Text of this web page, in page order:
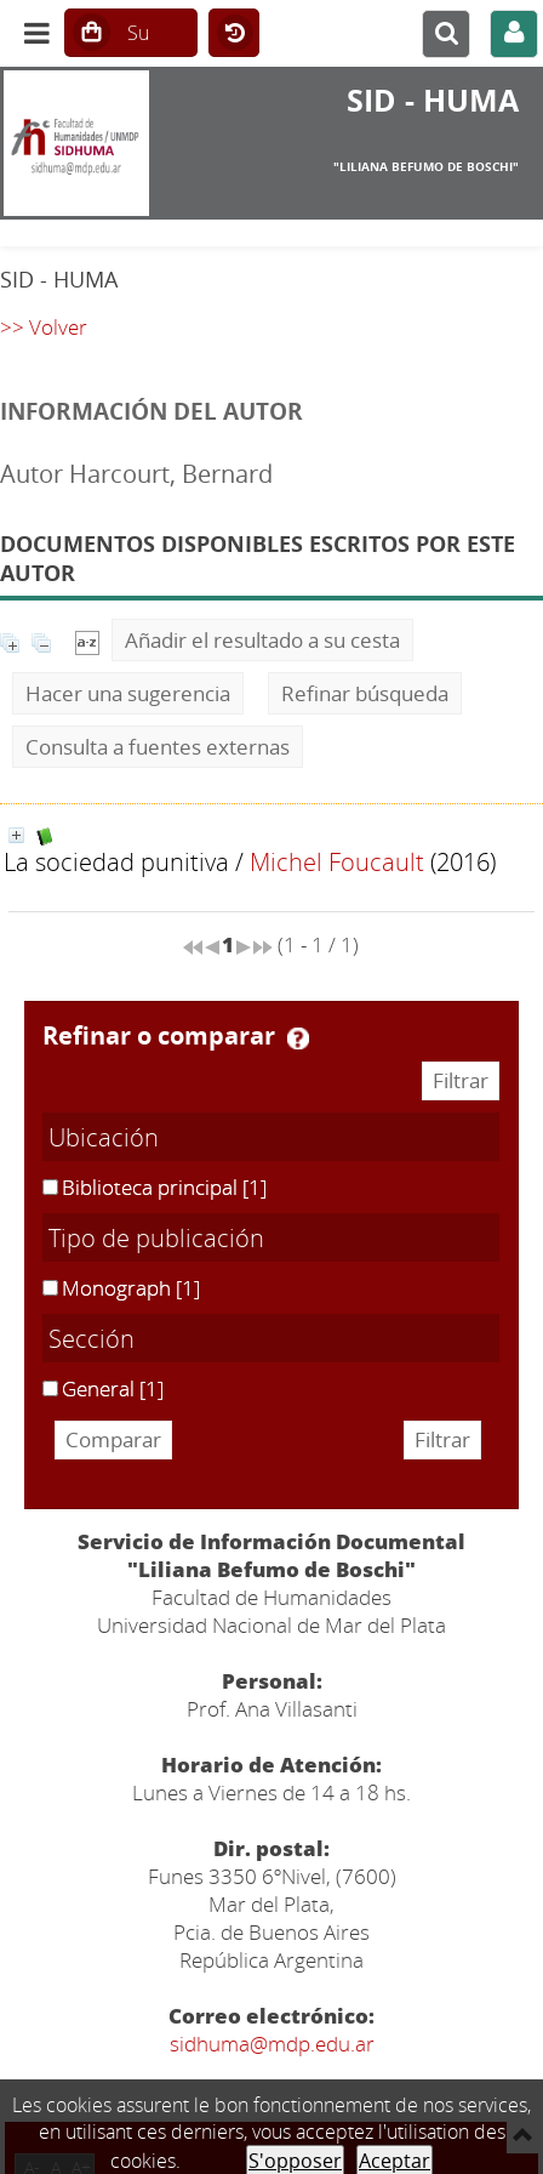
SID - HUMA
"LILIANA BEFUMO DE BOSCHI"
SID - HUMA
>> Volver
INFORMACIÓN DEL AUTOR
Autor Harcourt, Bernard
DOCUMENTOS DISPONIBLES ESCRITOS POR ESTE
AUTOR
Añadir el resultado a su cesta
Hacer una sugerencia
Refinar búsqueda
Consulta a fuentes externas
La sociedad punitiva / Michel Foucault(2016)
1 (1 - 1 / 1)
refinar o comparar
Ubicación
Biblioteca principal [1]
Tipo de publicación
Monograph [1]
Sección
General [1]
Servicio de Información Documental
"Liliana Befumo de Boschi"
Facultad de Humanidades
Universidad Nacional de Mar del Plata
Personal:
Prof. Ana Villasanti
Horario de Atención:
Lunes a Viernes de 14 a 18 hs.
Dir. postal:
Funes 3350 6ºNivel, (7600)
Mar del Plata,
Pcia. de Buenos Aires
República Argentina
Correo electrónico:
sidhuma@mdp.edu.ar
Les cookies assurent le bon fonctionnement de nos services,
en utilisant ces derniers, vous acceptez l'utilisation des
cookies.
S'opposer Aceptar